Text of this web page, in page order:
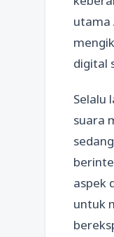
utama
digital
Selalu
suara
aspek
untuk